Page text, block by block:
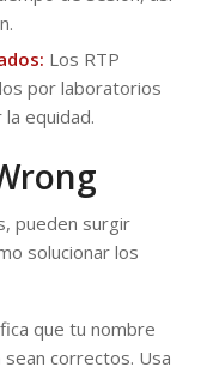
Los RTP
por laboratorios
equidad.
pueden surgir
solucionar los
que tu nombre
correctos. Usa